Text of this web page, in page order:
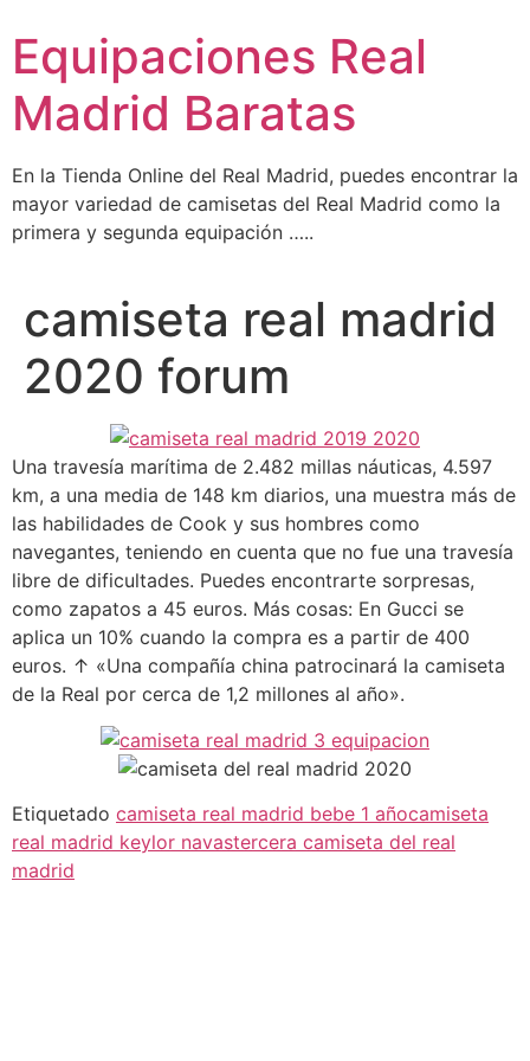
contenido
Equipaciones Real
Madrid Baratas
En la Tienda Online del Real Madrid, puedes encontrar la
mayor variedad de camisetas del Real Madrid como la
primera y segunda equipación …..
camiseta real madrid
2020 forum
Una travesía marítima de 2.482 millas náuticas, 4.597
km, a una media de 148 km diarios, una muestra más de
las habilidades de Cook y sus hombres como
navegantes, teniendo en cuenta que no fue una travesía
libre de dificultades. Puedes encontrarte sorpresas,
como zapatos a 45 euros. Más cosas: En Gucci se
aplica un 10% cuando la compra es a partir de 400
euros. ↑ «Una compañía china patrocinará la camiseta
de la Real por cerca de 1,2 millones al año».
Etiquetado camiseta real madrid bebe 1 añocamiseta
real madrid keylor navastercera camiseta del real
madrid